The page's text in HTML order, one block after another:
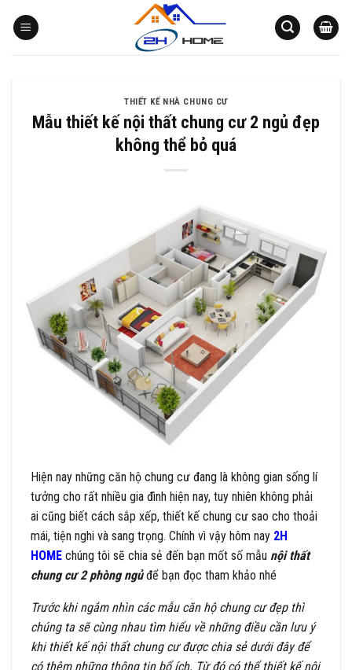
qua
THIẾT KẾ NHÀ CHUNG CƯ
Mẫu thiết kế nội thất chung cư 2 ngủ đẹp
không thể bỏ quá
Hiện nay những căn hộ chung cư đang là không gian sống lí
tưởng cho rất nhiều gia đình hiện nay, tuy nhiên không phải
ai cũng biết cách sắp xếp, thiết kế chung cư sao cho thoải
mái, tiện nghi và sang trọng. Chính vì vậy hôm nay 2H
HOME chúng tôi sẽ chia sẻ đến bạn mốt số mẫu nội thất
chung cư 2 phòng ngủđể bạn đọc tham khảo nhé
Trước khi ngắm nhìn các mẫu căn hộ chung cư đẹp thì
chúng ta sẽ cùng nhau tìm hiểu về những điều cần lưu ý
khi thiết kế nội thất chung cư được chia sẻ dưới đây để
có thêm những thông tin bổ ích. Từ đó có thể thiết kế nội